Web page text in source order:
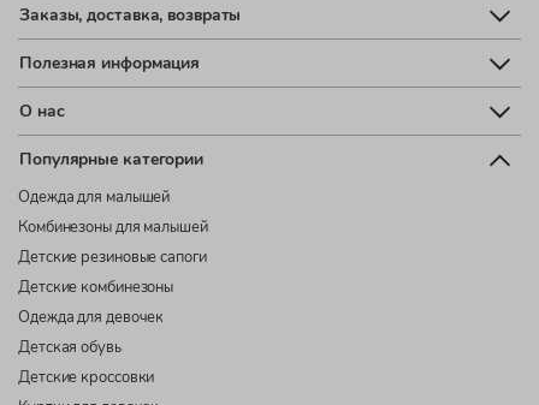
Заказы, доставка, возвраты
Полезная информация
О нас
Популярные категории
Одежда для малышей
Комбинезоны для малышей
Детские резиновые сапоги
Детские комбинезоны
Одежда для девочек
Детская обувь
Детские кроссовки